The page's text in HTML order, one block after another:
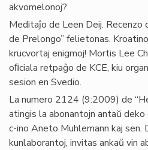
akvomelonoj?
Meditaĵo de Leen Deij.
de Prelongo” felietonas.
krucvortaj enigmoj! Mortis Lee
oﬁciala retpaĝo de KCE, kiu
sesion en Svedio.
La numero 2124 (9:2009) de
atingis la abonantojn antaŭ
c-ino Aneto Muhlemann kaj sen.
kunlaborantoj, invitas ankaŭ vin